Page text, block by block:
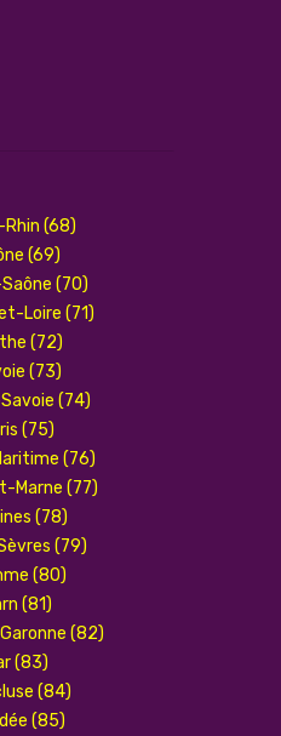
Rhin (68)
(69)
(70)
Loire (71)
(72)
(73)
(74)
(75)
(76)
Marne (77)
(78)
(79)
(80)
(81)
(82)
(83)
(84)
(85)